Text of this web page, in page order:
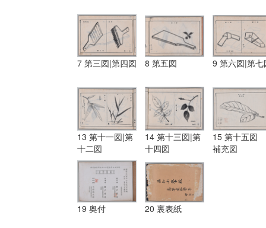
7 第三図|第四図 8 第五図 9 第六図|第七
13 第十一図|第
十二図
14 第十三図|第
十四図
15 第十五図
補充図
19 奥付 20 裏表紙